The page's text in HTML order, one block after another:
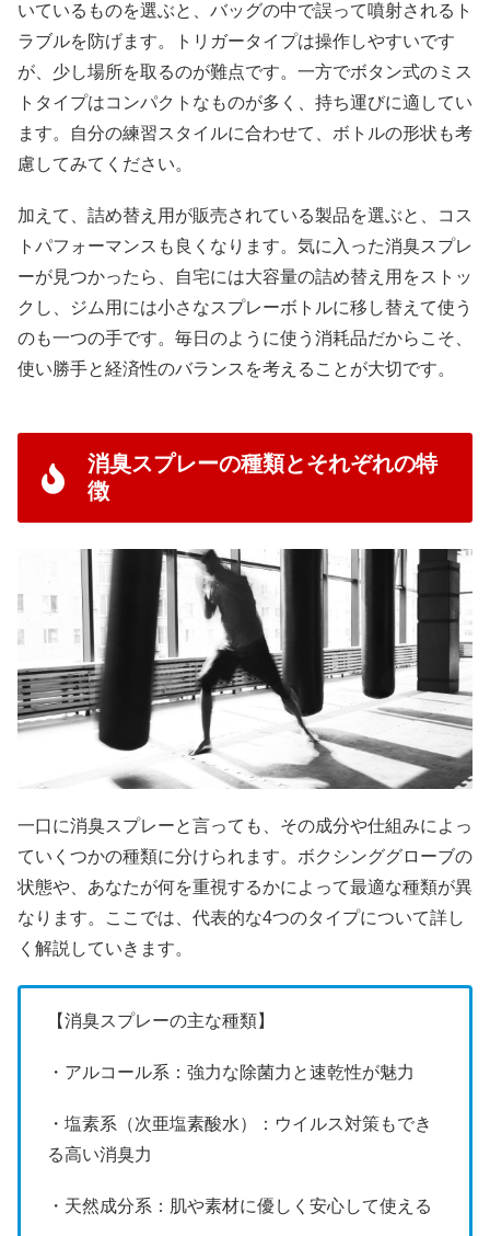
いているものを選ぶと、バッグの中で誤って噴射されるト
ラブルを防げます。トリガータイプは操作しやすいです
が、少し場所を取るのが難点です。一方でボタン式のミス
トタイプはコンパクトなものが多く、持ち運びに適してい
ます。自分の練習スタイルに合わせて、ボトルの形状も考
慮してみてください。
加えて、詰め替え用が販売されている製品を選ぶと、コス
トパフォーマンスも良くなります。気に入った消臭スプレ
ーが見つかったら、自宅には大容量の詰め替え用をストッ
クし、ジム用には小さなスプレーボトルに移し替えて使う
のも一つの手です。毎日のように使う消耗品だからこそ、
使い勝手と経済性のバランスを考えることが大切です。
消臭スプレーの種類とそれぞれの特
徴
一口に消臭スプレーと言っても、その成分や仕組みによっ
ていくつかの種類に分けられます。ボクシンググローブの
状態や、あなたが何を重視するかによって最適な種類が異
なります。ここでは、代表的な4つのタイプについて詳し
く解説していきます。
【消臭スプレーの主な種類】
・アルコール系：強力な除菌力と速乾性が魅力
・塩素系（次亜塩素酸水）：ウイルス対策もでき
る高い消臭力
・天然成分系：肌や素材に優しく安心して使える